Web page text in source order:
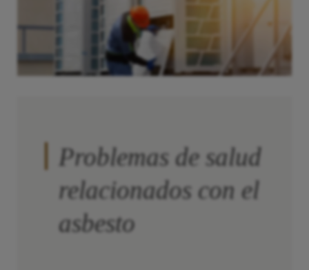
Problemas de salud
relacionados con el
asbesto